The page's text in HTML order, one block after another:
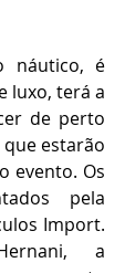
náutico, é
luxo, terá a
de perto
estarão
evento. Os
pela
Import.
a